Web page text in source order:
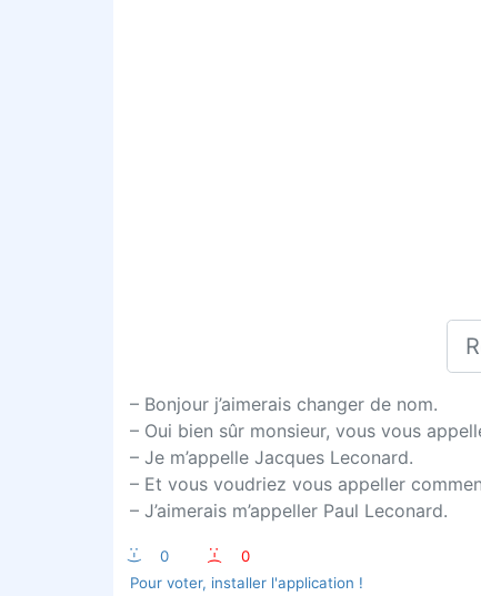
– Bonjour j’aimerais changer de nom.
– Oui bien sûr monsieur, vous vous
– Je m’appelle Jacques Leconard.
– Et vous voudriez vous appeller
– J’aimerais m’appeller Paul Leconard.
:-) 0 :-(
0
Pour voter, installer l'application !